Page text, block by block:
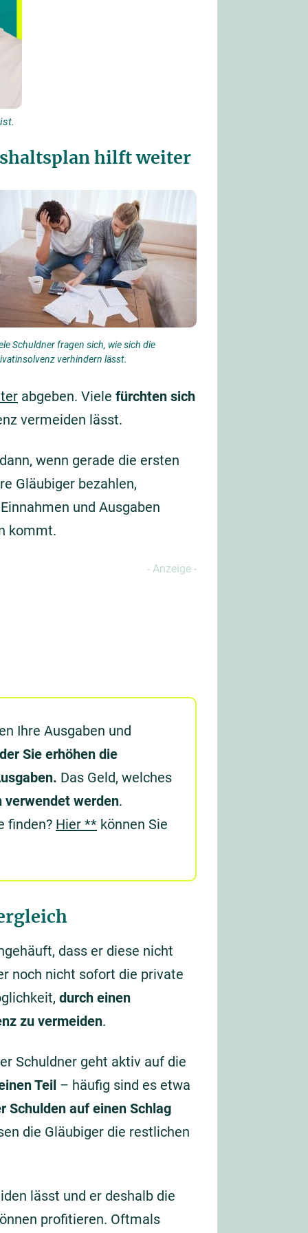
hilft weiter
Schuldner fragen sich, wie sich die
verhindern lässt.
abgeben. Viele fürchten sich
vermeiden lässt.
wenn gerade die ersten
Gläubiger bezahlen,
und Ausgaben
kommt.
Ihre Ausgaben und
Sie erhöhen die
Das Geld, welches
verwendet werden.
finden? Hier ** können Sie
dass er diese nicht
noch nicht sofort die private
durch einen
zu vermeiden.
Schuldner geht aktiv auf die
Teil – häufig sind es etwa
Schulden auf einen Schlag
die Gläubiger die restlichen
lässt und er deshalb die
profitieren. Oftmals